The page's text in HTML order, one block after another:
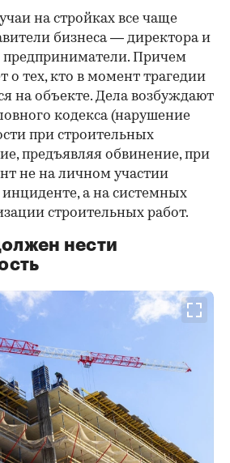
на стройках все чаще
бизнеса — директора и
Причем
о тех, кто в момент трагедии
на объекте. Дела возбуждают
кодекса (нарушение
при строительных
предъявляя обвинение, при
не на личном участии
а на системных
строительных работ.
нести